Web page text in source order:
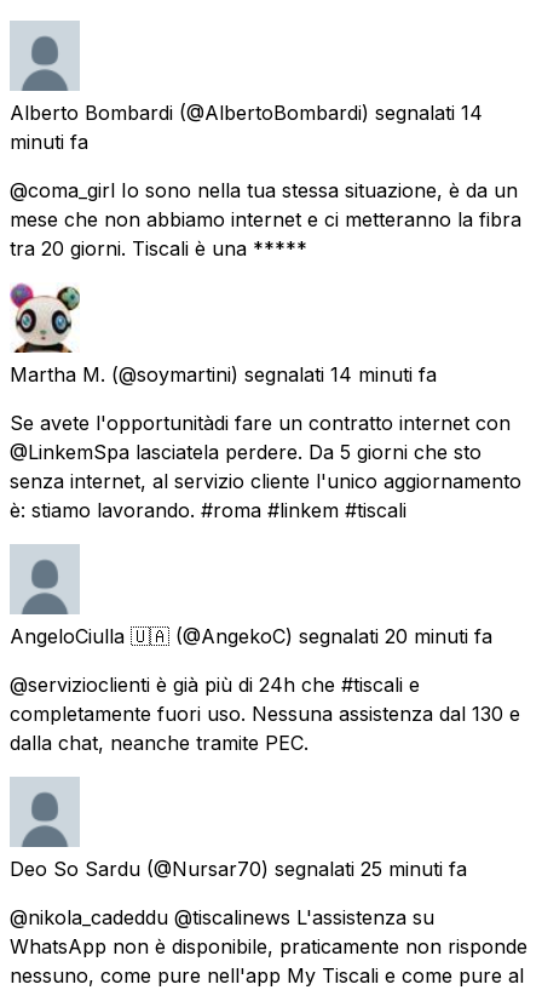
Alberto Bombardi (@AlbertoBombardi) segnalati 14
minuti fa
@coma_girl Io sono nella tua stessa situazione, è da un
mese che non abbiamo internet e ci metteranno la fibra
tra 20 giorni. Tiscali è una *****
Martha M. (@soymartini) segnalati 14 minuti fa
Se avete l'opportunitàdi fare un contratto internet con
@LinkemSpa lasciatela perdere. Da 5 giorni che sto
senza internet, al servizio cliente l'unico aggiornamento
è: stiamo lavorando. #roma #linkem #tiscali
AngeloCiulla 🇺🇦 (@AngekoC) segnalati 20 minuti fa
@servizioclienti è già più di 24h che #tiscali e
completamente fuori uso. Nessuna assistenza dal 130 e
dalla chat, neanche tramite PEC.
Deo So Sardu (@Nursar70) segnalati 25 minuti fa
@nikola_cadeddu @tiscalinews L'assistenza su
WhatsApp non è disponibile, praticamente non risponde
nessuno, come pure nell'app My Tiscali e come pure al